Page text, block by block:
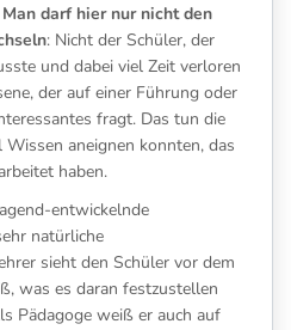
Man darf hier nur nicht den
: Nicht der Schüler, der
und dabei viel Zeit verloren
der auf einer Führung oder
fragt. Das tun die
Wissen aneignen konnten, das
haben.
entwickelnde
natürliche
sieht den Schüler vor dem
was es daran festzustellen
Pädagoge weiß er auch auf